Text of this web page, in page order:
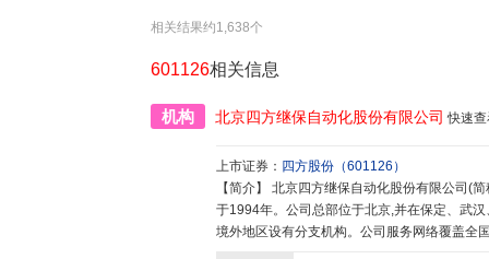
相关结果约1,638个
601126相关信息
机构 北京四方继保自动化股份有限公司 快速
上市证券： 四方股份 （601126 ）
【简介】
于1994年。公司总部位于北京,并在保定、武
境外地区设有分支机构。公司服务网络覆盖全